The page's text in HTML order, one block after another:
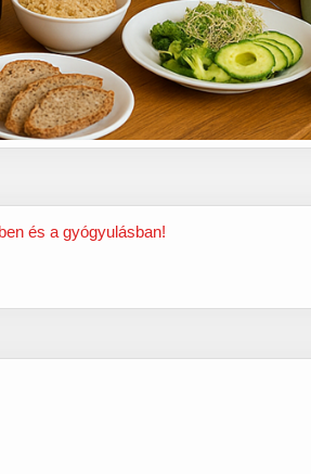
és a gyógyulásban!